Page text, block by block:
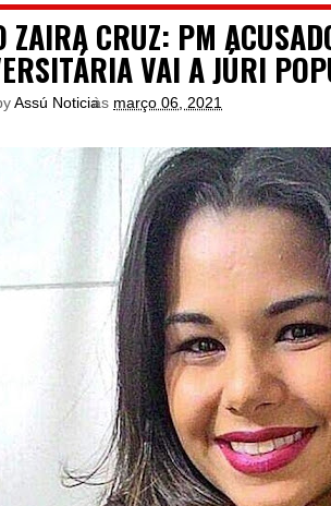
ZAIRA CRUZ: PM
VAI A JÚRI
Assú Noticia
às março 06, 2021